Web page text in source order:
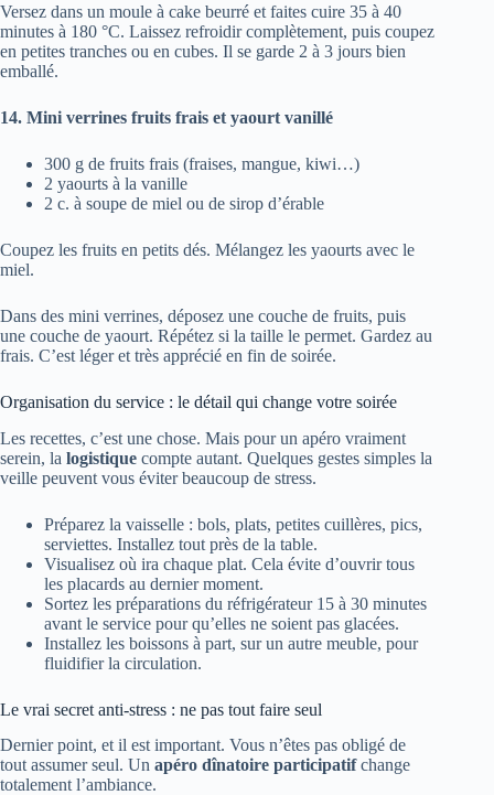
Versez dans un moule à cake beurré et faites cuire 35 à 40
minutes à 180 °C. Laissez refroidir complètement, puis coupez
en petites tranches ou en cubes. Il se garde 2 à 3 jours bien
emballé.
14. Mini verrines fruits frais et yaourt vanillé
300 g de fruits frais (fraises, mangue, kiwi…)
2 yaourts à la vanille
2 c. à soupe de miel ou de sirop d’érable
Coupez les fruits en petits dés. Mélangez les yaourts avec le
miel.
Dans des mini verrines, déposez une couche de fruits, puis
une couche de yaourt. Répétez si la taille le permet. Gardez au
frais. C’est léger et très apprécié en fin de soirée.
Organisation du service : le détail qui change votre soirée
Les recettes, c’est une chose. Mais pour un apéro vraiment
serein, la logistique compte autant. Quelques gestes simples la
veille peuvent vous éviter beaucoup de stress.
Préparez la vaisselle : bols, plats, petites cuillères, pics,
serviettes. Installez tout près de la table.
Visualisez où ira chaque plat. Cela évite d’ouvrir tous
les placards au dernier moment.
Sortez les préparations du réfrigérateur 15 à 30 minutes
avant le service pour qu’elles ne soient pas glacées.
Installez les boissons à part, sur un autre meuble, pour
fluidifier la circulation.
Le vrai secret anti-stress : ne pas tout faire seul
Dernier point, et il est important. Vous n’êtes pas obligé de
tout assumer seul. Un apéro dînatoire participatifchange
totalement l’ambiance.